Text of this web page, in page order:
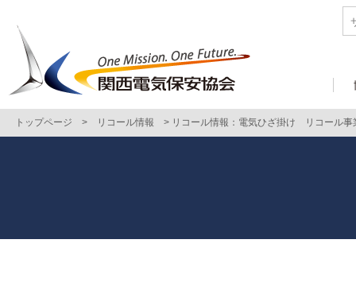
トップページ > リコール情報 > リコール情報：電気ひざ掛け リコール